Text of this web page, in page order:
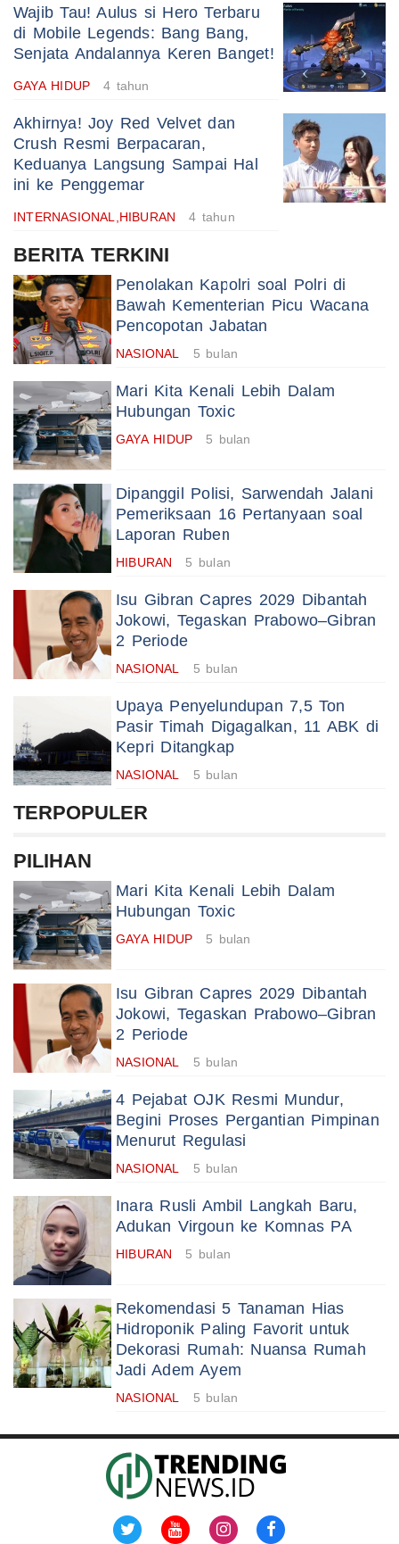
Wajib Tau! Aulus si Hero Terbaru
di Mobile Legends: Bang Bang,
Senjata Andalannya Keren Banget!
GAYA HIDUP 4 tahun
Akhirnya! Joy Red Velvet dan
Crush Resmi Berpacaran,
Keduanya Langsung Sampai Hal
ini ke Penggemar
INTERNASIONAL,HIBURAN 4 tahun
BERITA TERKINI
Penolakan Kapolri soal Polri di
Bawah Kementerian Picu Wacana
Pencopotan Jabatan
NASIONAL 5 bulan
Mari Kita Kenali Lebih Dalam
Hubungan Toxic
GAYA HIDUP 5 bulan
Dipanggil Polisi, Sarwendah Jalani
Pemeriksaan 16 Pertanyaan soal
Laporan Ruben
HIBURAN 5 bulan
Isu Gibran Capres 2029 Dibantah
Jokowi, Tegaskan Prabowo–Gibran
2 Periode
NASIONAL 5 bulan
Upaya Penyelundupan 7,5 Ton
Pasir Timah Digagalkan, 11 ABK di
Kepri Ditangkap
NASIONAL 5 bulan
TERPOPULER
PILIHAN
Mari Kita Kenali Lebih Dalam
Hubungan Toxic
GAYA HIDUP 5 bulan
Isu Gibran Capres 2029 Dibantah
Jokowi, Tegaskan Prabowo–Gibran
2 Periode
NASIONAL 5 bulan
4 Pejabat OJK Resmi Mundur,
Begini Proses Pergantian Pimpinan
Menurut Regulasi
NASIONAL 5 bulan
Inara Rusli Ambil Langkah Baru,
Adukan Virgoun ke Komnas PA
HIBURAN 5 bulan
Rekomendasi 5 Tanaman Hias
Hidroponik Paling Favorit untuk
Dekorasi Rumah: Nuansa Rumah
Jadi Adem Ayem
NASIONAL 5 bulan